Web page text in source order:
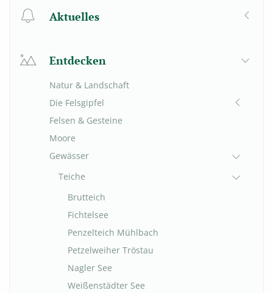
Aktuelles
Entdecken
Natur & Landschaft
Die Felsgipfel
Felsen & Gesteine
Moore
Gewässer
Teiche
Brutteich
Fichtelsee
Penzelteich Mühlbach
Petzelweiher Tröstau
Nagler See
Weißenstädter See